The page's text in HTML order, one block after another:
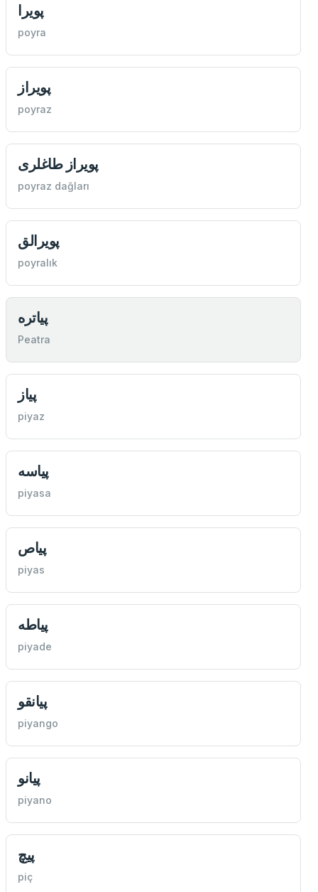
پويرا
poyra
پويراز
poyraz
پويراز طاغلری
poyraz dağları
پويرالق
poyralık
پياتره
Peatra
پياز
piyaz
پياسه
piyasa
پياص
piyas
پياطه
piyade
پيانقو
piyango
پيانو
piyano
پيچ
piç